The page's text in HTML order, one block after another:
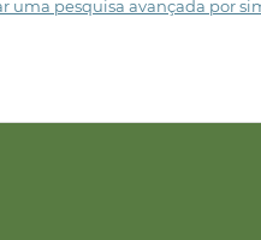
uma pesquisa avançada por